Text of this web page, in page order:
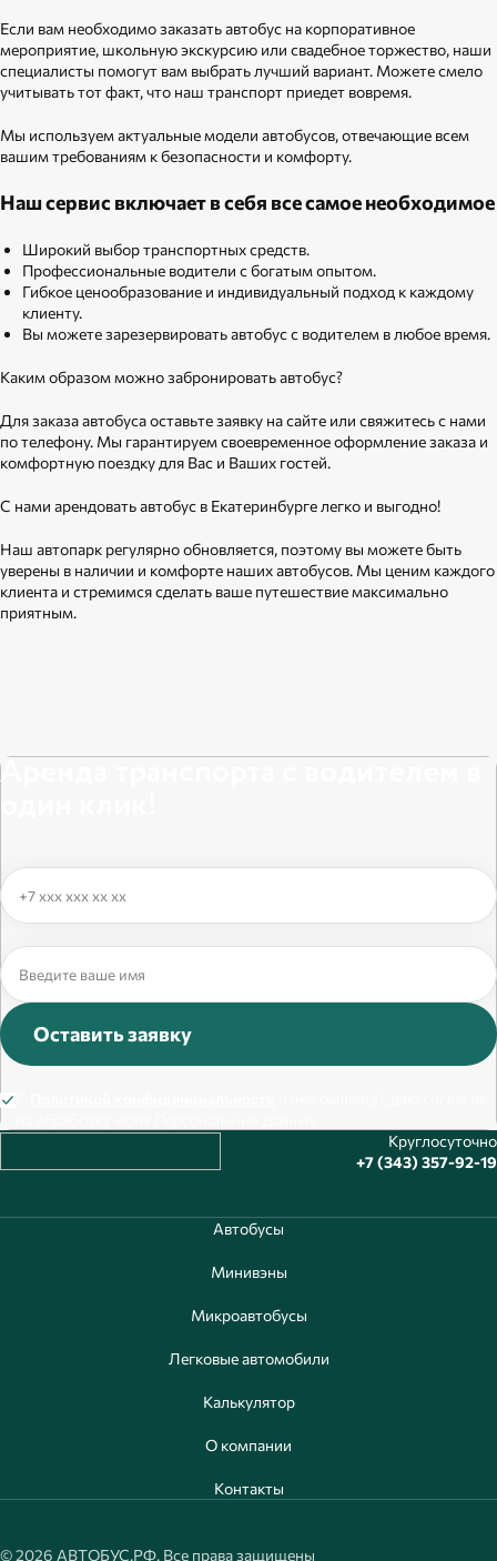
Если вам необходимо заказать автобус на корпоративное
мероприятие, школьную экскурсию или свадебное торжество, наши
специалисты помогут вам выбрать лучший вариант. Можете смело
учитывать тот факт, что наш транспорт приедет вовремя.
Мы используем актуальные модели автобусов, отвечающие всем
вашим требованиям к безопасности и комфорту.
Наш сервис включает в себя все самое необходимое
Широкий выбор транспортных средств.
Профессиональные водители с богатым опытом.
Гибкое ценообразование и индивидуальный подход к каждому
клиенту.
Вы можете зарезервировать автобус с водителем в любое время.
Каким образом можно забронировать автобус?
Для заказа автобуса оставьте заявку на сайте или свяжитесь с нами
по телефону. Мы гарантируем своевременное оформление заказа и
комфортную поездку для Вас и Ваших гостей.
С нами арендовать автобус в Екатеринбурге легко и выгодно!
Наш автопарк регулярно обновляется, поэтому вы можете быть
уверены в наличии и комфорте наших автобусов. Мы ценим каждого
клиента и стремимся сделать ваше путешествие максимально
приятным.
Аренда транспорта с водителем в
Оставить заявку
Круглосуточно
+7 (343) 357-92-19
Автобусы
Минивэны
Микроавтобусы
Легковые автомобили
Калькулятор
О компании
Контакты
© 2026 АВТОБУС.РФ. Все права защищены